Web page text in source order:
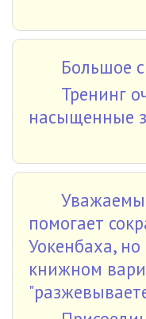
Большое
Тренинг
насыщенные
помогает
Уокенбаха,
книжном